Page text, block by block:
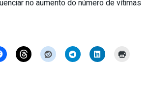
no aumento do número de vítimas